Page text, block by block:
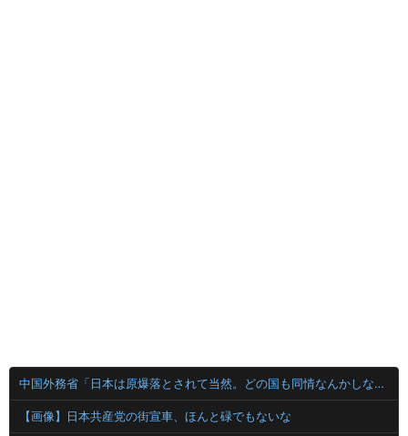
中国外務省「日本は原爆落とされて当然。どの国も同情なんかしない」
【画像】日本共産党の街宣車、ほんと碌でもないな